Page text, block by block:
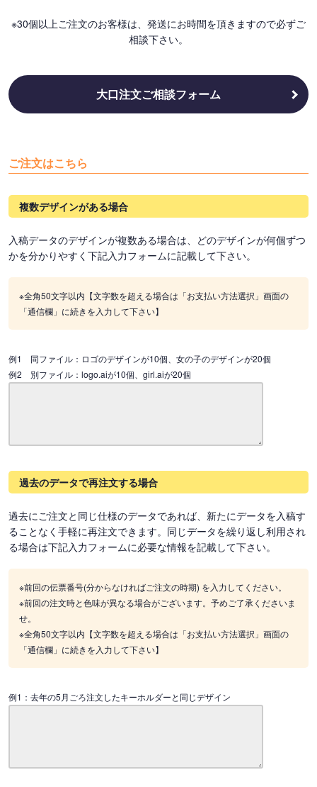
※30個以上ご注文のお客様は、発送にお時間を頂きますので必ずご
相談下さい。
大口注文ご相談フォーム
ご注文はこちら
複数デザインがある場合
入稿データのデザインが複数ある場合は、どのデザインが何個ずつ
かを分かりやすく下記入力フォームに記載して下さい。
※全角50文字以内【文字数を超える場合は「お支払い方法選択」画面の
「通信欄」に続きを入力して下さい】
例1 同ファイル：ロゴのデザインが10個、女の子のデザインが20個
例2 別ファイル：logo.aiが10個、girl.aiが20個
過去のデータで再注文する場合
過去にご注文と同じ仕様のデータであれば、新たにデータを入稿す
ることなく手軽に再注文できます。同じデータを繰り返し利用され
る場合は下記入力フォームに必要な情報を記載して下さい。
※前回の伝票番号(分からなければご注文の時期) を入力してください。
※前回の注文時と色味が異なる場合がございます。予めご了承くださいま
せ。
※全角50文字以内【文字数を超える場合は「お支払い方法選択」画面の
「通信欄」に続きを入力して下さい】
例1：去年の5月ごろ注文したキーホルダーと同じデザイン